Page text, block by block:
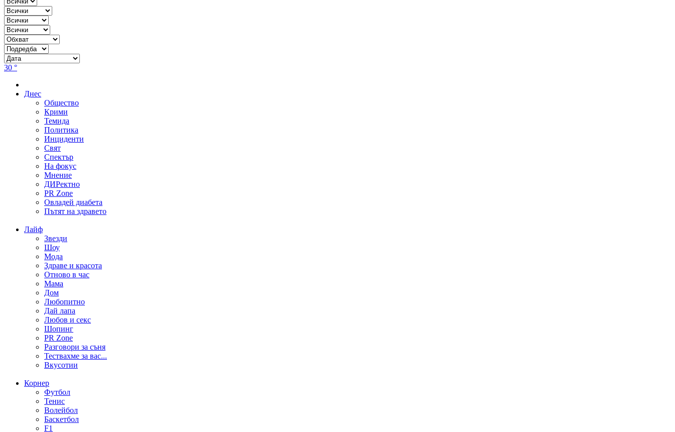
30 °
Днес
Общество
Крими
Темида
Политика
Инциденти
Свят
Спектър
На фокус
Мнение
ДИРектно
PR Zone
Овладей диабета
Пътят на здравето
Лайф
Звезди
Шоу
Мода
Здраве и красота
Отново в час
Мама
Дом
Любопитно
Дай лапа
Любов и секс
Шопинг
PR Zone
Разговори за съня
Тествахме за вас...
Вкусотии
Корнер
Футбол
Тенис
Волейбол
Баскетбол
F1